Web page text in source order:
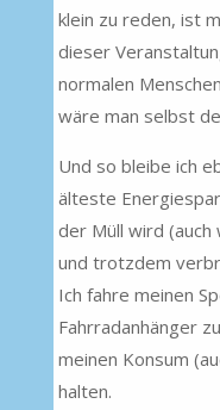
klein zu reden, ist
dieser
normalen
wäre man selbst
Und so bleibe ich
älteste
der Müll wird
und trotzdem
Ich fahre meinen
Fahrradanhänger
meinen Konsum
halten.